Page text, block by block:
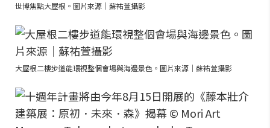
世博焦點大屋根。圖片來源｜蘇祐萱攝影
大屋根二樓步道能環視整個會場與海邊景色。圖片來源｜蘇祐萱攝影